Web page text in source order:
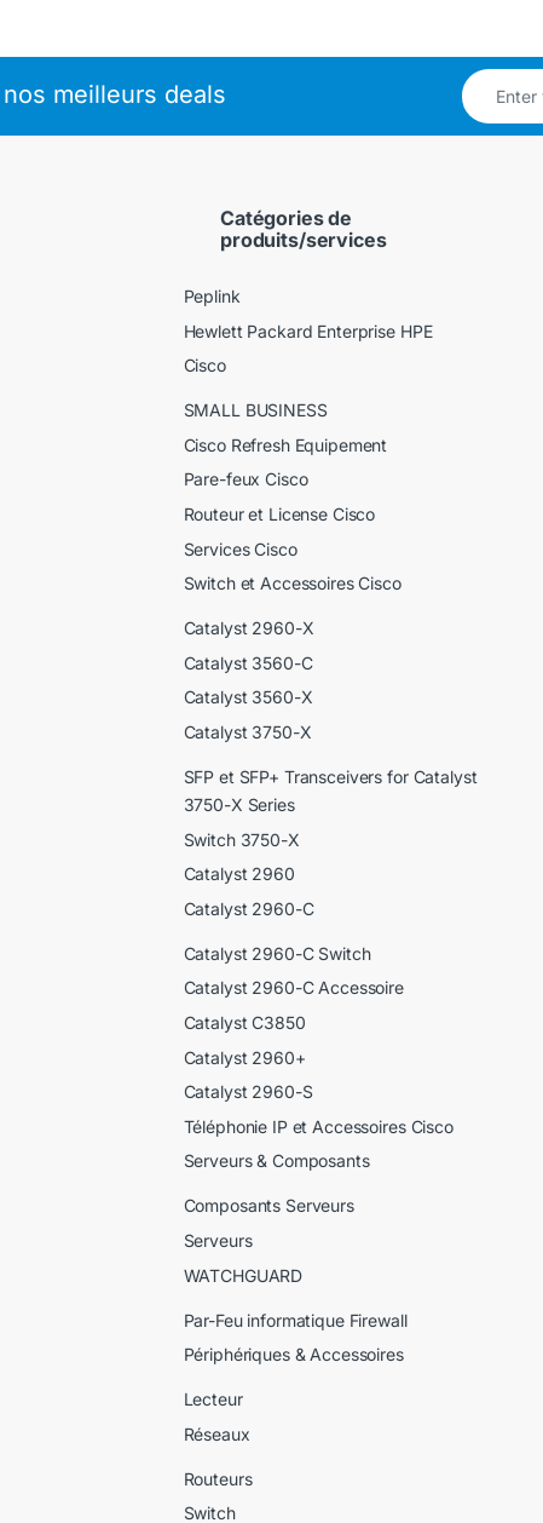
meilleurs deals
Catégories de
produits/services
Peplink
Hewlett Packard Enterprise HPE
Cisco
SMALL BUSINESS
Cisco Refresh Equipement
Pare-feux Cisco
Routeur et License Cisco
Services Cisco
Switch et Accessoires Cisco
Catalyst 2960-X
Catalyst 3560-C
Catalyst 3560-X
Catalyst 3750-X
SFP et SFP+ Transceivers for Catalyst
3750-X Series
Switch 3750-X
Catalyst 2960
Catalyst 2960-C
Catalyst 2960-C Switch
Catalyst 2960-C Accessoire
Catalyst C3850
Catalyst 2960+
Catalyst 2960-S
Téléphonie IP et Accessoires Cisco
Serveurs & Composants
Composants Serveurs
Serveurs
WATCHGUARD
Par-Feu informatique Firewall
Périphériques & Accessoires
Lecteur
Réseaux
Routeurs
Switch